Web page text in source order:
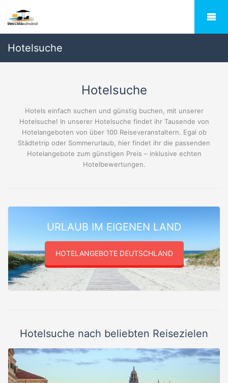
Hotelsuche
Hotelsuche
Hotels einfach suchen und günstig buchen, mit unserer
Hotelsuche! In unserer Hotelsuche findet ihr Tausende von
Hotelangeboten von über 100 Reiseveranstaltern. Egal ob
Städtetrip oder Sommerurlaub, hier findet ihr die passenden
Hotelangebote zum günstigen Preis – inklusive echten
Hotelbewertungen.
URLAUB IM EIGENEN LAND
HOTELANGEBOTE DEUTSCHLAND
Hotelsuche nach beliebten Reisezielen